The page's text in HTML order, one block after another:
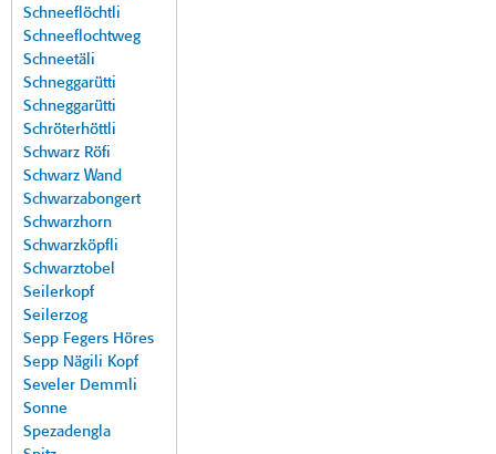
Schneeflöchtli
Schneeflochtweg
Schneetäli
Schneggarütti
Schneggarütti
Schröterhöttli
Schwarz Röfi
Schwarz Wand
Schwarzabongert
Schwarzhorn
Schwarzköpfli
Schwarztobel
Seilerkopf
Seilerzog
Sepp Fegers Höres
Sepp Nägili Kopf
Seveler Demmli
Sonne
Spezadengla